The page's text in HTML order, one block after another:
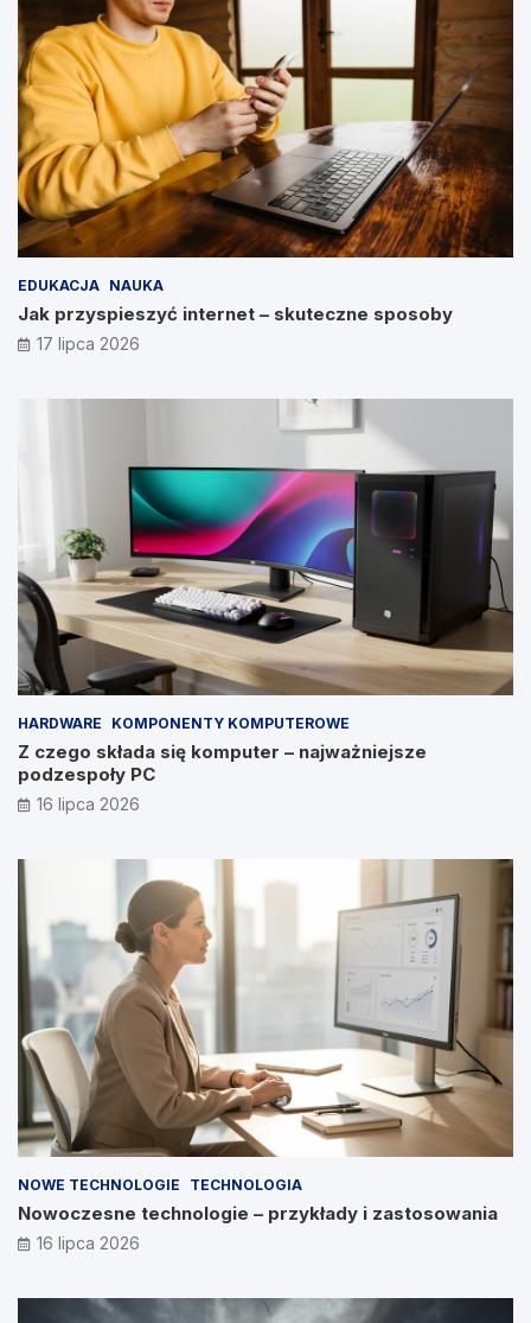
EDUKACJA NAUKA
Jak przyspieszyć internet – skuteczne sposoby
17 lipca 2026
HARDWARE KOMPONENTY KOMPUTEROWE
Z czego składa się komputer – najważniejsze
podzespoły PC
16 lipca 2026
NOWE TECHNOLOGIE TECHNOLOGIA
Nowoczesne technologie – przykłady i zastosowania
16 lipca 2026